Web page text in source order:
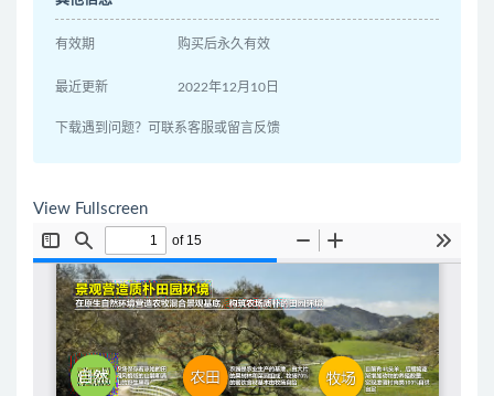
有效期 购买后永久有效
最近更新 2022年12月10日
下载遇到问题？可联系客服或留言反馈
View Fullscreen